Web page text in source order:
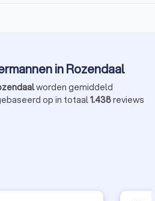
in Rozendaal
worden gemiddeld
op in totaal1.438reviews